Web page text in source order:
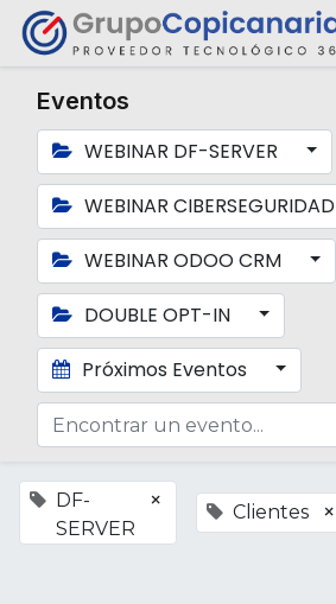
Eventos
WEBINAR DF-SERVER
WEBINAR CIBERSEGURIDAD
WEBINAR ODOO CRM
DOUBLE OPT-IN
Próximos Eventos
DF-
SERVER
× Clientes ×